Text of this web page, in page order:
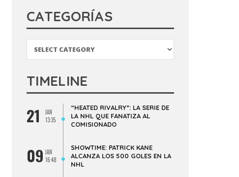
CATEGORÍAS
TIMELINE
21
JAN
13:35
“HEATED RIVALRY”: LA SERIE DE
LA NHL QUE FANATIZA AL
COMISIONADO
09 JAN
16:48
SHOWTIME: PATRICK KANE
ALCANZA LOS 500 GOLES EN LA
NHL